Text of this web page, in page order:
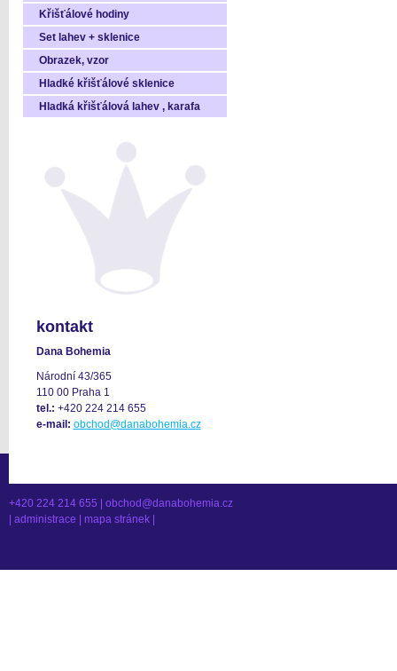
Křišťálové hodiny
Set lahev + sklenice
Obrazek, vzor
Hladké křišťálové sklenice
Hladká křišťálová lahev , karafa
kontakt
Dana Bohemia
Národní 43/365
110 00 Praha 1
tel.: +420 224 214 655
e-mail: obchod@danabohemia.cz
+420 224 214 655 | obchod@danabohemia.cz
administrace mapa stránek|